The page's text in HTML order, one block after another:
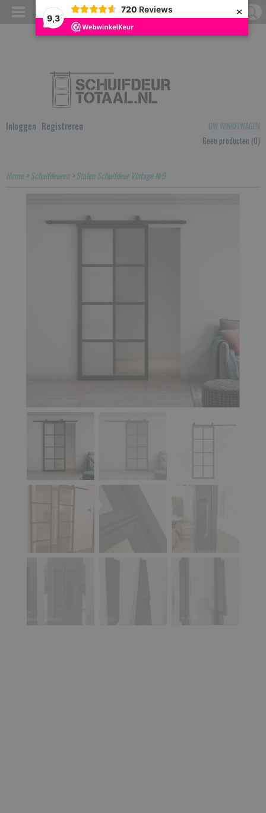
9,3
720 Reviews ×
Inloggen Registreren
UW WINKELWAGEN
Geen producten (0)
Home>Schuifdeuren>Stalen Schuifdeur Vintage Nr9